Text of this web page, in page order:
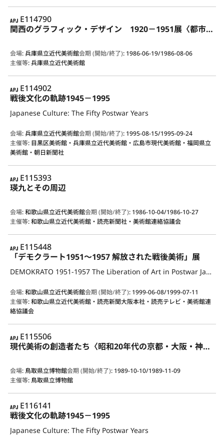
APJ
E114790
関西のグラフィック・デザイン 1920－1951展〈都市と美術〉
会場:兵庫県立近代美術館会期 (開始/終了): 1986-06-19/1986-08-06
主催等:兵庫県立近代美術館
APJ
E114902
戦後文化の軌跡1945－1995
Japanese Culture: The Fifty Postwar Years
会場:兵庫県立近代美術館会期 (開始/終了): 1995-08-15/1995-09-24
主催等: 目黒区美術館・兵庫県立近代美術館・広島市現代美術館・福岡県立
美術館・朝日新聞社
APJ
E115393
瑛九とその周辺
会場:和歌山県立近代美術館会期 (開始/終了): 1986-10-04/1986-10-27
主催等:和歌山県立近代美術館・読売新聞社・美術館連絡協議会
APJ
E115448
「デモクラート1951～1957 解放された戦後美術」展
DEMOKRATO 1951-1957 The Liberation of Art in Postwar Japan
会場:和歌山県立近代美術館会期 (開始/終了): 1999-06-08/1999-07-11
主催等:和歌山県立近代美術館・読売新聞大阪本社・読売テレビ・美術館連
絡協議会
APJ
E115506
現代美術の創造者たち〈昭和20年代の京都・大阪・神戸〉
会場: 鳥取県立博物館会期 (開始/終了): 1989-10-10/1989-11-09
主催等: 鳥取県立博物館
APJ
E116141
戦後文化の軌跡1945－1995
Japanese Culture: The Fifty Postwar Years